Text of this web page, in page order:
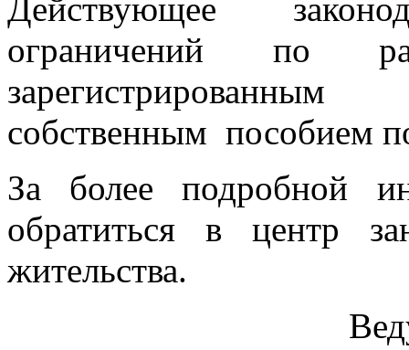
Действующее
ограничений по
собственным пособием
За более подробной
обратиться в центр
жительства.